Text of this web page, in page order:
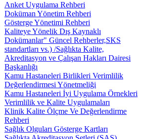
Anket Uygulama Rehberi
Doküman Yönetim Rehberi
Gösterge Yönetimi Rehberi
Kaliteye Yönelik Dış Kaynaklı
Dokümanlar" Güncel Rehberler,SKS
standartları vs.) /Sağlıkta Kalite,
Akreditasyon ve Çalışan Hakları Dairesi
Başkanlığı
Kamu Hastaneleri Birlikleri Verimlilik
Değerlendirmesi Yönetmeliği
Kamu Hastaneleri İyi Uygulama Örnekleri
Verimlilik ve Kalite Uygulamaları
Klinik Kalite Ölçme Ve Değerlendirme
Rehberi
Sağlık Olguları Gösterge Kartları